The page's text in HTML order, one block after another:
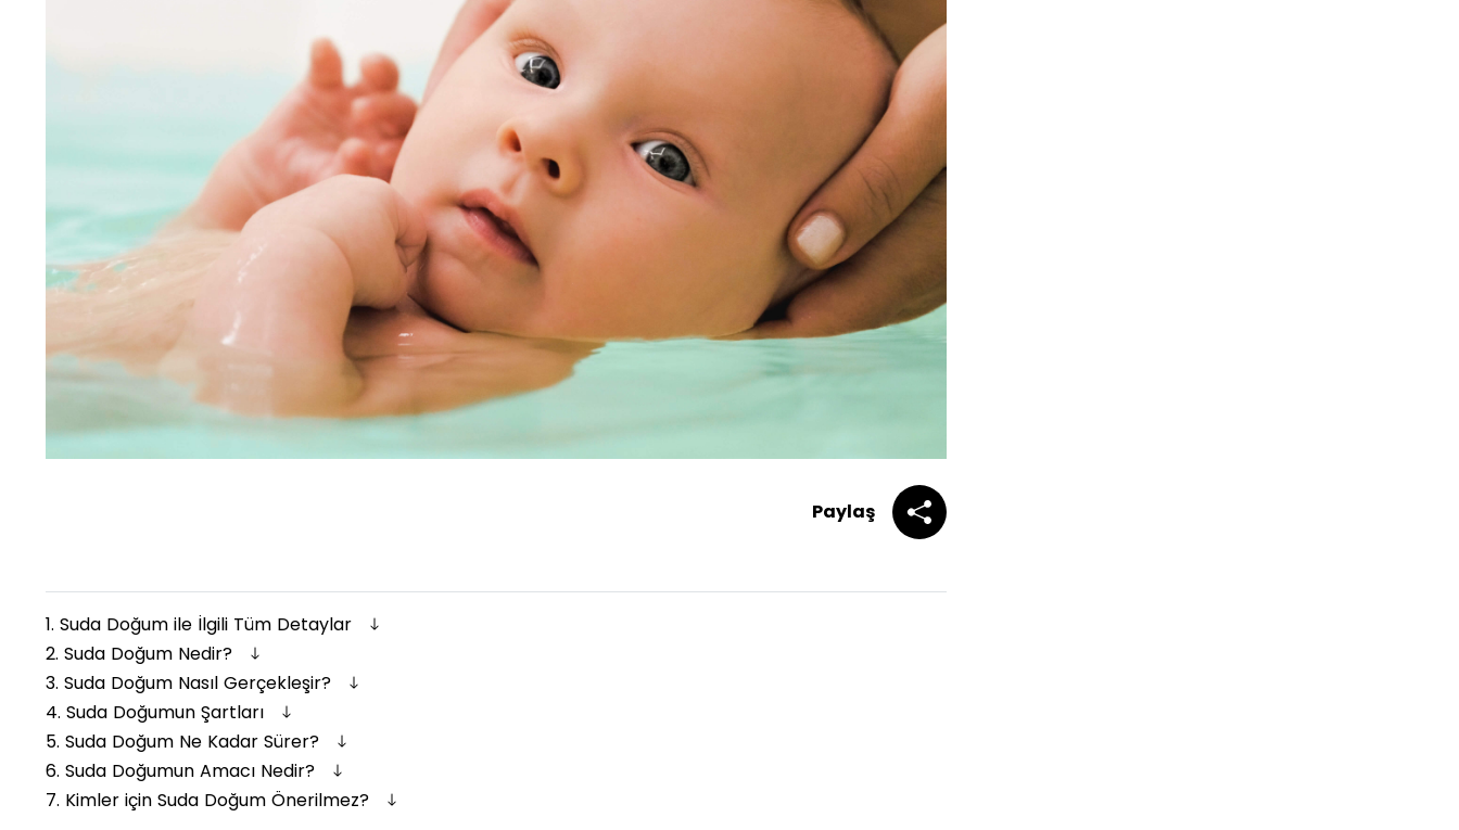
Paylaş
1. Suda Doğum ile İlgili Tüm Detaylar
2. Suda Doğum Nedir?
3. Suda Doğum Nasıl Gerçekleşir?
4. Suda Doğumun Şartları
5. Suda Doğum Ne Kadar Sürer?
6. Suda Doğumun Amacı Nedir?
7. Kimler için Suda Doğum Önerilmez?